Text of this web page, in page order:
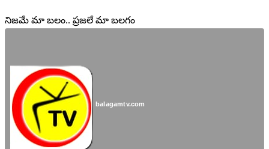
నిజమే మా బలం.. ప్రజలే మా బలగం
balagamtv.com